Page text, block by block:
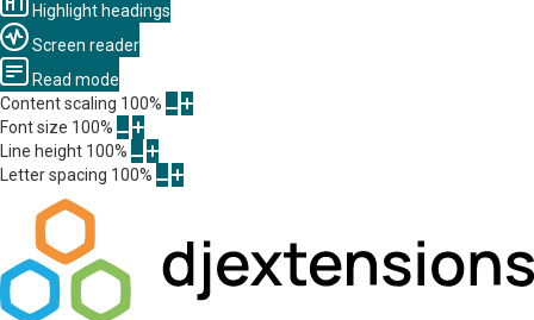
Highlight headings
Screen reader
Read mode
Content scaling 100%
Font size 100%
Line height 100%
Letter spacing 100%